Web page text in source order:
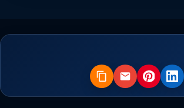
لينكدإنبنترستالبريد نسخ